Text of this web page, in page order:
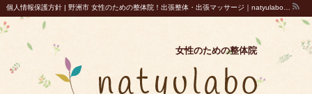
個人情報保護方針 | 野洲市 女性のための整体院！出張整体・出張マッサージ｜natyulabo(ナチュラボ)
女性のための整体院